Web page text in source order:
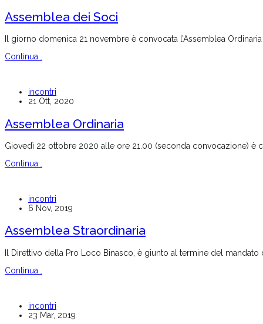
Assemblea dei Soci
Il giorno domenica 21 novembre è convocata l’Assemblea
Continua…
incontri
21 Ott, 2020
Assemblea Ordinaria
Giovedì 22 ottobre 2020 alle ore 21.00 (seconda convocazione)
Continua…
incontri
6 Nov, 2019
Assemblea Straordinaria
Il Direttivo della Pro Loco Binasco, è giunto al termine del
Continua…
incontri
23 Mar, 2019